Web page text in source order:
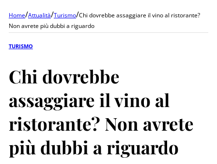
Home/Attualità/Turismo/Chi dovrebbe assaggiare il vino al ristorante?
Non avrete più dubbi a riguardo
TURISMO
Chi dovrebbe
assaggiare il vino al
ristorante? Non avrete
più dubbi a riguardo